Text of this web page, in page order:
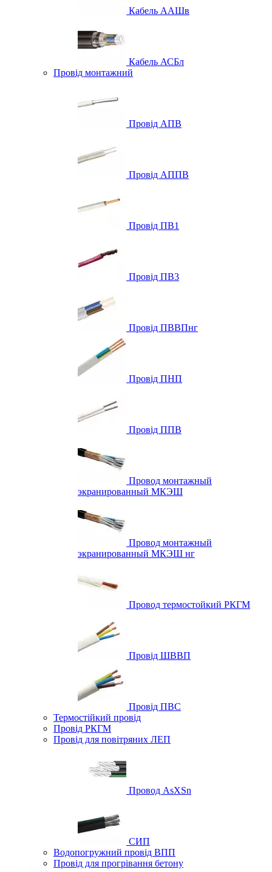
Кабель ААШв
Кабель АСБл
Провід монтажний
Провід АПВ
Провід АППВ
Провід ПВ1
Провід ПВ3
Провід ПВВПнг
Провід ПНП
Провід ППВ
Провод монтажный
экранированный МКЭШ
Провод монтажный
экранированный МКЭШ нг
Провод термостойкий РКГМ
Провід ШВВП
Провід ПВС
Термостійкий провід
Провід РКГМ
Провід для повітряних ЛЕП
Провод AsXSn
СИП
Водопогружний провід ВПП
Провід для прогрівання бетону